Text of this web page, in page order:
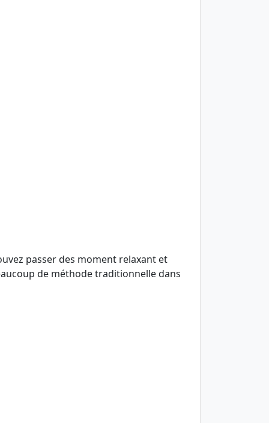
passer des moment relaxant et
de méthode traditionnelle dans